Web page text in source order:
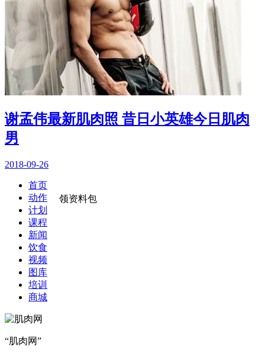
谢孟伟最新肌肉照 昔日小英雄今日肌肉
男
2018-09-26
领资料包
首页
动作
计划
课程
新闻
饮食
视频
图库
培训
商城
“肌肉网”